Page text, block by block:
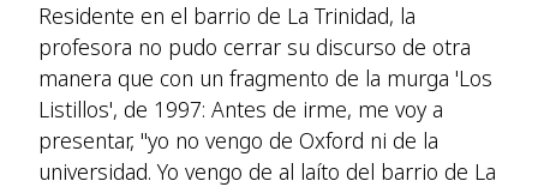
Residente en el barrio de La Trinidad, la
profesora no pudo cerrar su discurso de otra
manera que con un fragmento de la murga 'Los
Listillos', de 1997: Antes de irme, me voy a
presentar, "yo no vengo de Oxford ni de la
universidad. Yo vengo de al laíto del barrio de La